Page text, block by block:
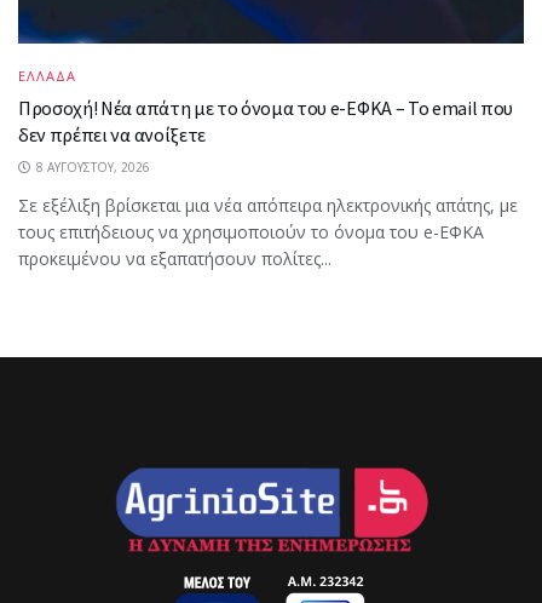
ΕΛΛΑΔΑ
Προσοχή! Νέα απάτη με το όνομα του e-ΕΦΚΑ – Το email που
δεν πρέπει να ανοίξετε
8 ΑΥΓΟΎΣΤΟΥ, 2026
Σε εξέλιξη βρίσκεται μια νέα απόπειρα ηλεκτρονικής απάτης, με
τους επιτήδειους να χρησιμοποιούν το όνομα του e-ΕΦΚΑ
προκειμένου να εξαπατήσουν πολίτες...